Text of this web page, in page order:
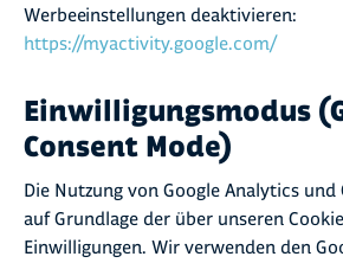
Werbeeinstellungen deaktivieren:
https://myactivity.google.com/
Einwilligungsmodus
Consent Mode)
Die Nutzung von Google Analytics und
auf Grundlage der über unseren
Einwilligungen. Wir verwenden den